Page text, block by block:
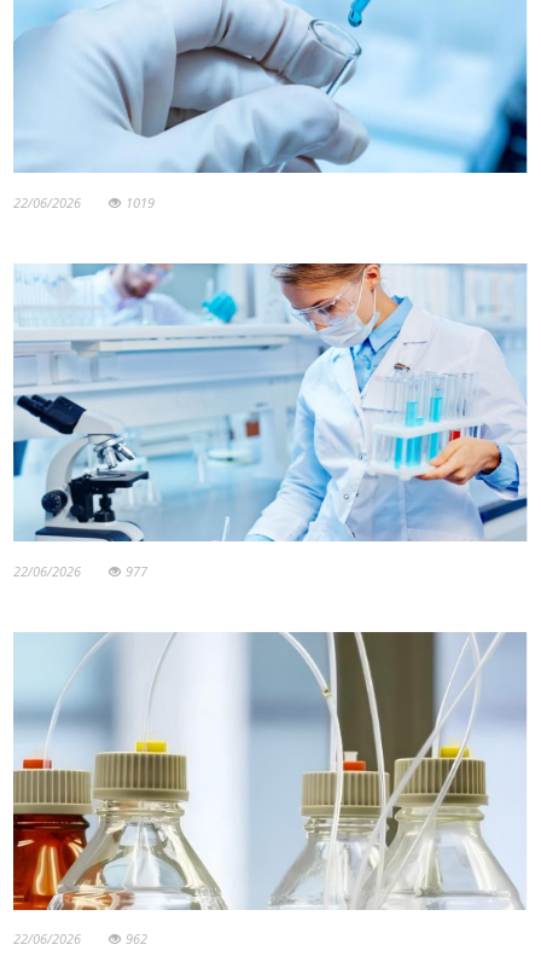
22/06/2026 1019
22/06/2026 977
22/06/2026 962